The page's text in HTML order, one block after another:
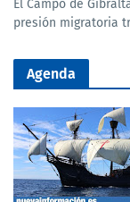
El Campo de
presión migratoria
Agenda